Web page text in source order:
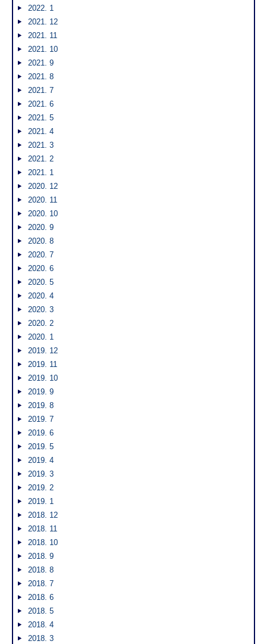
2022. 1
2021. 12
2021. 11
2021. 10
2021. 9
2021. 8
2021. 7
2021. 6
2021. 5
2021. 4
2021. 3
2021. 2
2021. 1
2020. 12
2020. 11
2020. 10
2020. 9
2020. 8
2020. 7
2020. 6
2020. 5
2020. 4
2020. 3
2020. 2
2020. 1
2019. 12
2019. 11
2019. 10
2019. 9
2019. 8
2019. 7
2019. 6
2019. 5
2019. 4
2019. 3
2019. 2
2019. 1
2018. 12
2018. 11
2018. 10
2018. 9
2018. 8
2018. 7
2018. 6
2018. 5
2018. 4
2018. 3